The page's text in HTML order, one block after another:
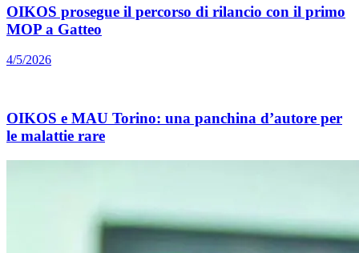
OIKOS prosegue il percorso di rilancio con il primo
MOP a Gatteo
4/5/2026
OIKOS e MAU Torino: una panchina d’autore per
le malattie rare